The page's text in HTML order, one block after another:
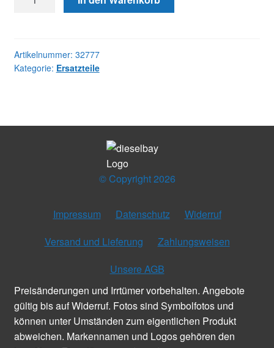
INJECTOR
Menge
Artikelnummer: 32777
Kategorie: Ersatzteile
© Copyright 2026
Impressum Datenschutz
Widerruf
Versand und Lieferung
Zahlungsweisen
Unsere AGB
Preisänderungen und Irrtümer vorbehalten. Angebote
gültig bis auf Widerruf. Fotos sind Symbolfotos und
können unter Umständen zum eigentlichen Produkt
abweichen. Markennamen und Logos gehören den